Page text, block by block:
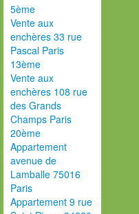
5ème
Vente aux
enchères 33 rue
Pascal Paris
13ème
Vente aux
enchères 108 rue
des Grands
Champs Paris
20ème
Appartement
avenue de
Lamballe 75016
Paris
Appartement 9 rue